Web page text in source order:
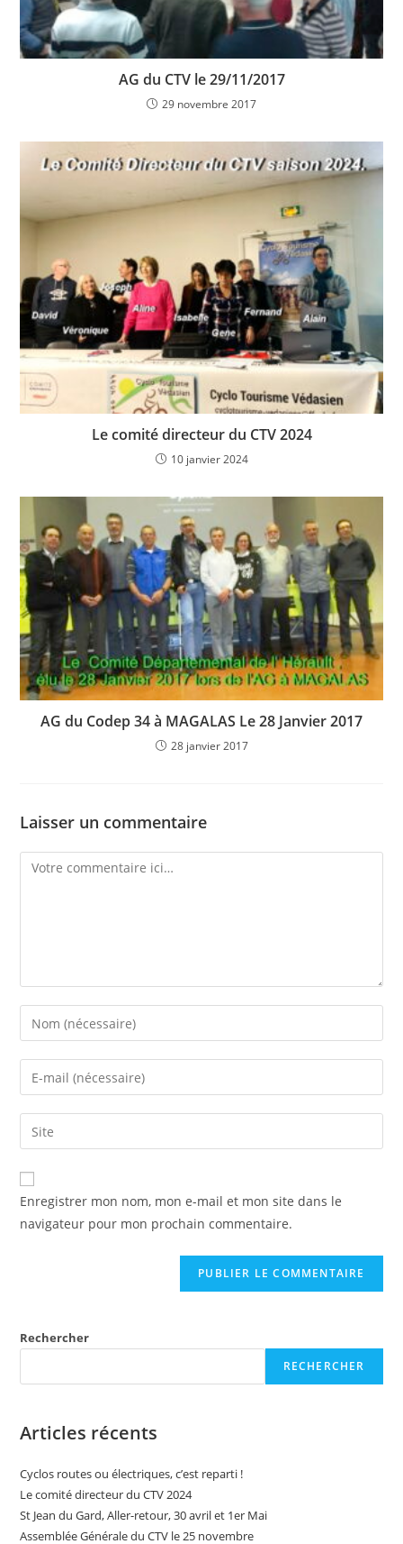
AG du CTV le 29/11/2017
29 novembre 2017
Le comité directeur du CTV 2024
10 janvier 2024
AG du Codep 34 à MAGALAS Le 28 Janvier 2017
28 janvier 2017
Laisser un commentaire
Enregistrer mon nom, mon e-mail et mon site dans le
navigateur pour mon prochain commentaire.
Rechercher
RECHERCHER
Articles récents
Cyclos routes ou électriques, c’est reparti !
Le comité directeur du CTV 2024
St Jean du Gard, Aller-retour, 30 avril et 1er Mai
Assemblée Générale du CTV le 25 novembre